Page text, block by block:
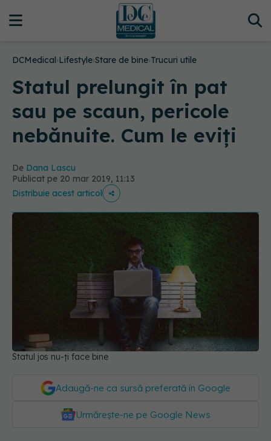
DCMedical›Lifestyle›Stare de bine›Trucuri utile
Statul prelungit în pat
sau pe scaun, pericole
nebănuite. Cum le eviți
De Dana Lascu
Publicat pe 20 mar 2019, 11:13
Distribuie acest articol
Statul jos nu-ți face bine
Adaugă-ne ca sursă preferată în Google
Urmărește-ne pe Google News